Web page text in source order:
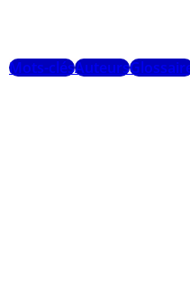
Mots-clésAuteurs